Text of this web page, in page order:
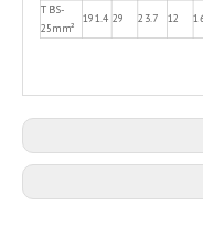
TBS-
25mm²
191.4 29 23.7 12